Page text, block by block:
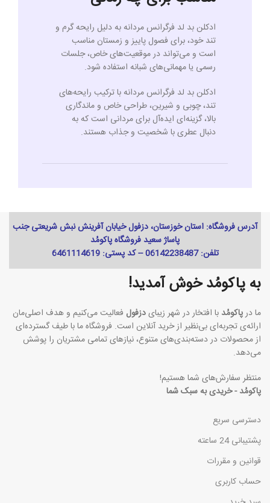
ادکلن بد لد فرگرانس مردانه به دلیل رایحه گرم و
تند خود، برای فصول پاییز و زمستان مناسب
است و می‌تواند در موقعیت‌های خاص، جلسات
رسمی یا مهمانی‌های شبانه استفاده شود.
ادکلن بد لد فرگرانس مردانه با ترکیب رایحه‌های
تند، چوبی و شیرین، طراحی خاص و ماندگاری
بالا، گزینه‌ای ایده‌آل برای مردانی است که به
دنبال عطری با شخصیت و جذاب هستند.
آدرس فروشگاه: استان خوزستان، دزفول خیابان آفرینش نبش شریعتی جنب
پاساژ سعید فروشگاه پاکومُد
تلفن: 06142238487 -- کد پستی: 6461114619
به پاکومُد خوش آمدید!
ما درپاکومُد با افتخار در شهر زیبایدزفول فعالیت می‌کنیم و هدف اصلی‌مان
ارائه‌ی تجربه‌ای بی‌نظیر از خرید آنلاین است. فروشگاه ما با طیف گسترده‌ای
از محصولات در دسته‌بندی‌های متنوع، نیازهای تمامی مشتریان را پوشش
می‌دهد.
منتظر سفارش‌های شما هستیم!
پاکومُد - خریدی به سبک شما
دسترسی سریع
پشتیبانی 24 ساعته
قوانین و مقررات
حساب کاربری